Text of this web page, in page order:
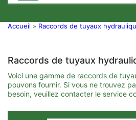
Accueil » Raccords de tuyaux
Raccords de tuyaux
Voici une gamme de raccords de
pouvons fournir. Si vous ne trouvez
besoin, veuillez contacter le service